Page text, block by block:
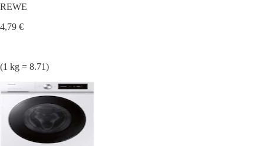
REWE
4,79 €
(1 kg = 8.71)